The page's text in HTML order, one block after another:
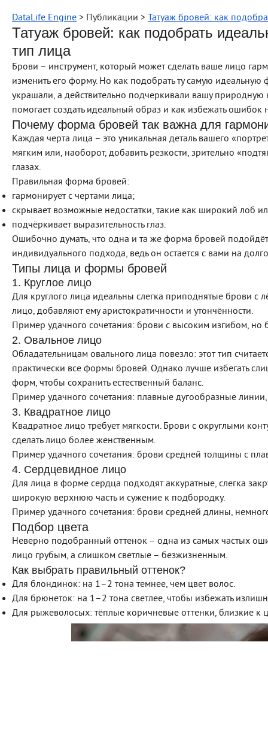
DataLife Engine > Публикации > Татуаж бровей: как
Татуаж бровей: как подобрать
тип лица
Брови – инструмент, который может сделать ваше лицо
изменить его форму. Но как подобрать ту самую
украшали, а действительно подчеркивали вашу природную
помогает создать идеальный образ и как избежать ошибок
Почему форма бровей так важна для
Каждая черта лица – это уникальная деталь вашего
мягким или, наоборот, добавить резкости, зрительно
глазах.
Правильная форма бровей:
гармонирует с чертами лица;
скрывает возможные недостатки, такие как широкий лоб
подчёркивает выразительность глаз.
Ошибочно думать, что одна и та же форма бровей
индивидуального подхода, ведь он остается с вами на
Типы лица и формы бровей
1. Круглое лицо
Для круглого лица идеальны слегка приподнятые брови с
лицо, добавляют ему аристократичности и утончённости.
Пример удачного сочетания: брови с высоким изгибом, но
2. Овальное лицо
Обладательницам овального лица повезло: этот тип
практически все формы бровей. Однако лучше избегать
форм, чтобы сохранить естественный баланс.
Пример удачного сочетания: плавные дугообразные
3. Квадратное лицо
Квадратное лицо требует мягкости. Брови с округлыми
сделать лицо более женственным.
Пример удачного сочетания: брови средней толщины с
4. Сердцевидное лицо
Для лица в форме сердца подходят аккуратные, слегка
широкую верхнюю часть и сужение к подбородку.
Пример удачного сочетания: брови средней длины,
Подбор цвета
Неверно подобранный оттенок – одна из самых частых
лицо грубым, а слишком светлые – безжизненным.
Как выбрать правильный оттенок?
Для блондинок: на 1–2 тона темнее, чем цвет волос.
Для брюнеток: на 1–2 тона светлее, чтобы избежать
Для рыжеволосых: тёплые коричневые оттенки, близкие к